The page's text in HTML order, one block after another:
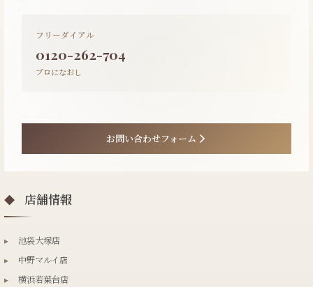
フリーダイアル
0120-262-704
プロになおし
お問い合わせフォーム
◆ 店舗情報
▸
池袋大塚店
▸
中野マルイ店
▸
横浜若葉台店